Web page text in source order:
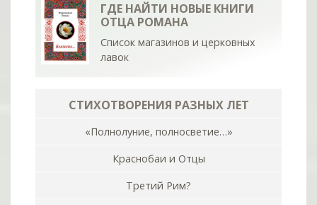
ГДЕ НАЙТИ НОВЫЕ КНИГИ
ОТЦА РОМАНА
Список магазинов и церковных
лавок
СТИХОТВОРЕНИЯ РАЗНЫХ ЛЕТ
«Полнолуние, полносветие…»
Краснобаи и Отцы
Третий Рим?